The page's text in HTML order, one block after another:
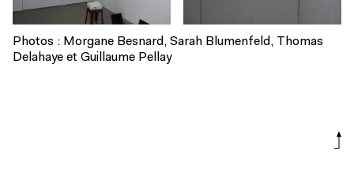
Photos : Morgane Besnard, Sarah Blumenfeld, Thomas
Delahaye et Guillaume Pellay